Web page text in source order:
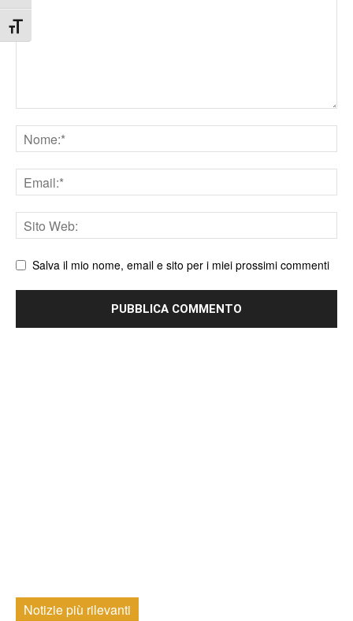
Attiva/disattiva dimensione testo
Nome
Email
Sito
web
Salva il mio nome, email e sito per i miei prossimi commenti
Notizie più rilevanti